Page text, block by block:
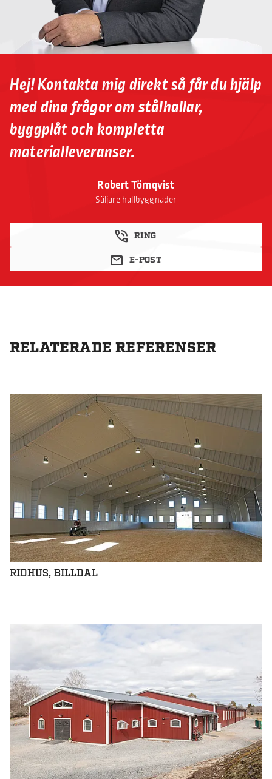
Robert Törnqvist
Säljare hallbyggnader
RING
E-POST
Hej! Kontakta mig direkt så får du hjälp
med dina frågor om stålhallar,
byggplåt och kompletta
materialleveranser.
RELATERADE REFERENSER
RIDHUS, BILLDAL